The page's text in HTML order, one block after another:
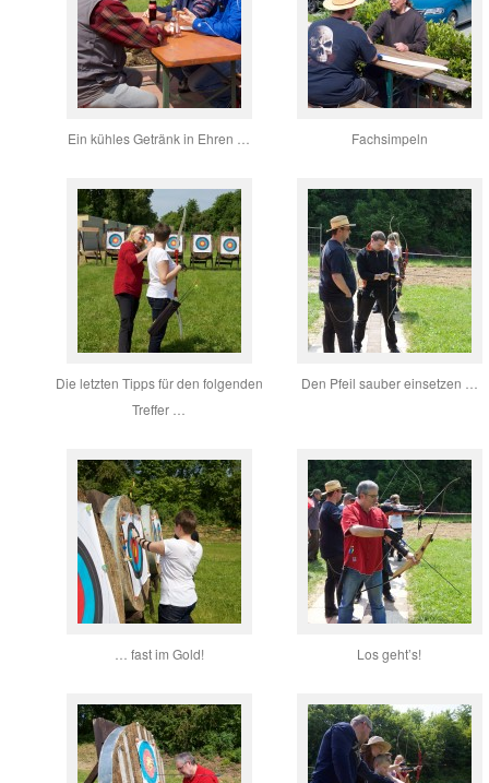
Ein kühles Getränk in Ehren … Fachsimpeln
Die letzten Tipps für den folgenden
Treffer …
Den Pfeil sauber einsetzen …
… fast im Gold! Los geht’s!